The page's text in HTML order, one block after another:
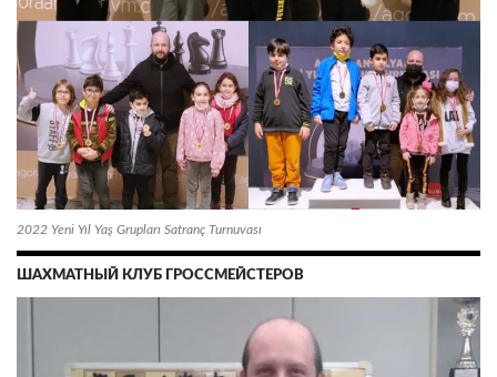
2022 Yeni Yıl Yaş Grupları Satranç Turnuvası
ШАХМАТНЫЙ КЛУБ ГРОССМЕЙСТЕРОВ